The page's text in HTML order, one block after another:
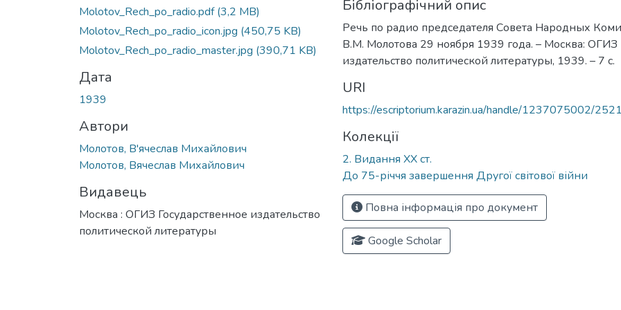
Molotov_Rech_po_radio.pdf(3,2 MB)
Molotov_Rech_po_radio_icon.jpg (450,75 KB)
Molotov_Rech_po_radio_master.jpg (390,71 KB)
Дата
1939
Автори
Молотов, В'ячеслав Михайлович
Молотов, Вячеслав Михайлович
Видавець
Москва : ОГИЗ Государственное издательство
политической литературы
Бібліографічний опис
Речь по радио председателя Совета Народных
В.М. Молотова 29 ноября 1939 года. – Москва: ОГИЗ
издательство политической литературы, 1939. – 7 с.
URI
https://escriptorium.karazin.ua/handle/1237075002/
Колекції
2. Видання ХХ ст.
До 75-річчя завершення Другої світової війни
Повна інформація про документ
Google Scholar